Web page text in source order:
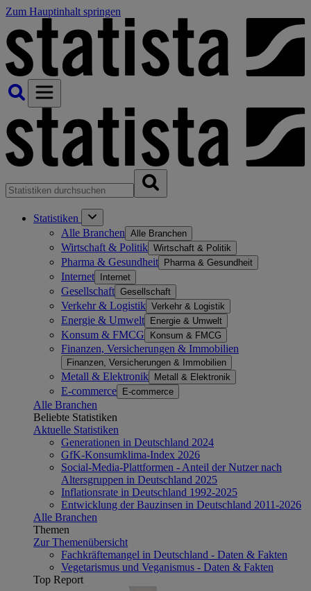
Zum Hauptinhalt springen
Statistiken
Alle Branchen Alle Branchen
Wirtschaft & Politik Wirtschaft & Politik
Pharma & Gesundheit Pharma & Gesundheit
Internet Internet
Gesellschaft Gesellschaft
Verkehr & Logistik Verkehr & Logistik
Energie & Umwelt Energie & Umwelt
Konsum & FMCG Konsum & FMCG
Finanzen, Versicherungen & Immobilien
Finanzen, Versicherungen & Immobilien
Metall & Elektronik Metall & Elektronik
E-commerce E-commerce
Alle Branchen
Beliebte Statistiken
Aktuelle Statistiken
Generationen in Deutschland 2024
GfK-Konsumklima-Index 2026
Social-Media-Plattformen - Anteil der Nutzer nach
Altersgruppen in Deutschland 2025
Inflationsrate in Deutschland 1992-2025
Entwicklung der Bauzinsen in Deutschland 2011-2026
Alle Branchen
Themen
Zur Themenübersicht
Fachkräftemangel in Deutschland - Daten & Fakten
Vegetarismus und Veganismus - Daten & Fakten
Top Report